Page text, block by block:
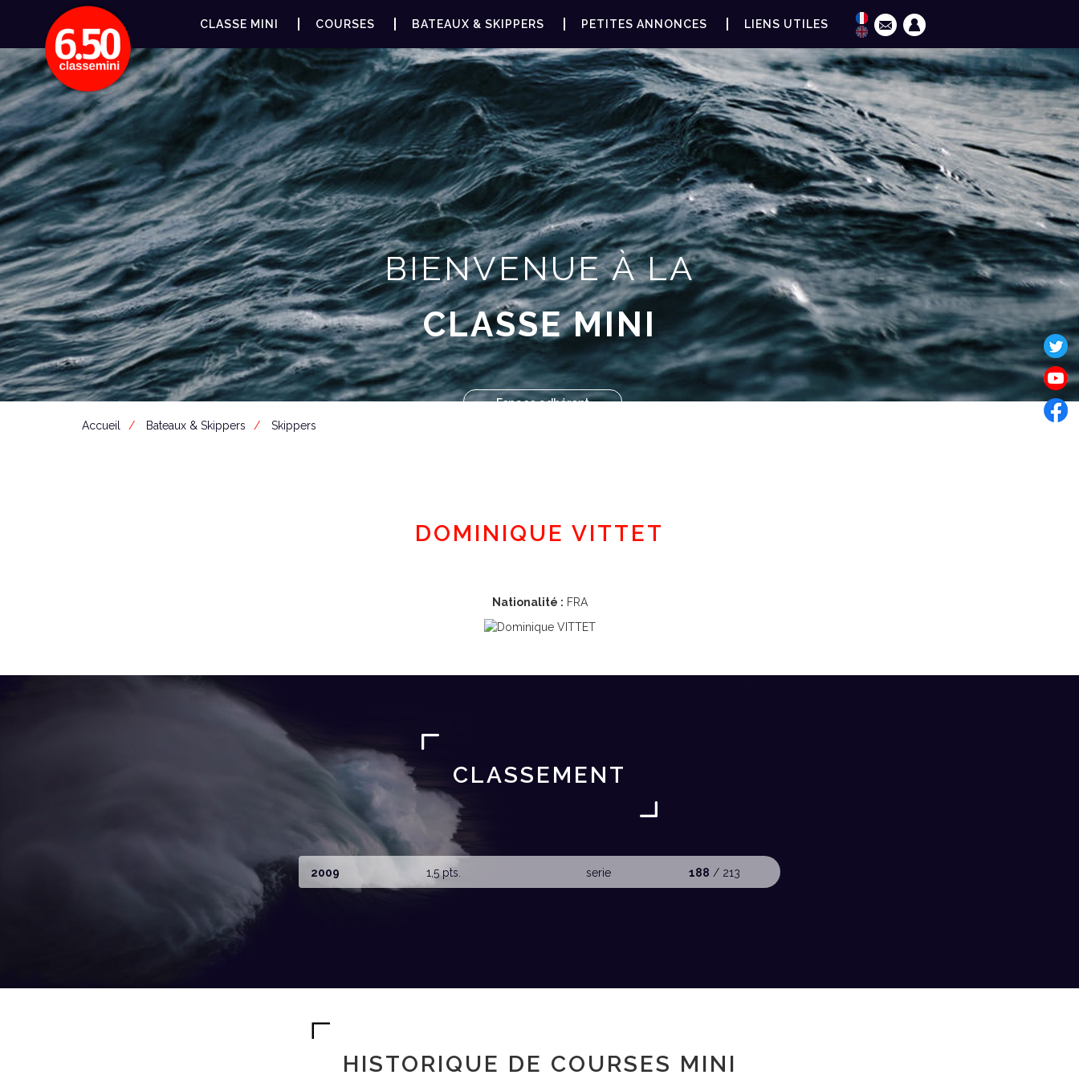
CLASSE MINI COURSES BATEAUX & SKIPPERS PETITES ANNONCES LIENS UTILES
BIENVENUE À LA
CLASSE MINI
Espace adhérent
Accueil
Bateaux & Skippers Skippers
DOMINIQUE VITTET
Nationalité : FRA
CLASSEMENT
2009 1,5 pts. serie 188 / 213
HISTORIQUE DE COURSES MINI